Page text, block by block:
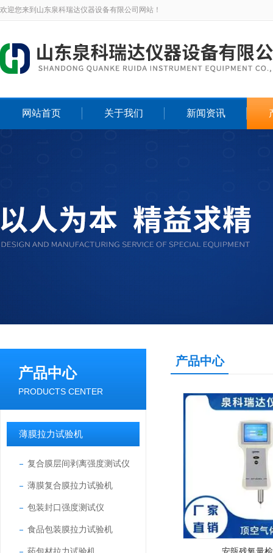
欢迎您来到山东泉科瑞达仪器设备有限公司网站！
网站首页 关于我们 新闻资讯
产品中心
PRODUCTS CENTER
薄膜拉力试验机
复合膜层间剥离强度测试仪
薄膜复合膜拉力试验机
包装封口强度测试仪
食品包装膜拉力试验机
产品中心